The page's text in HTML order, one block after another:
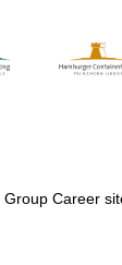
Group Career